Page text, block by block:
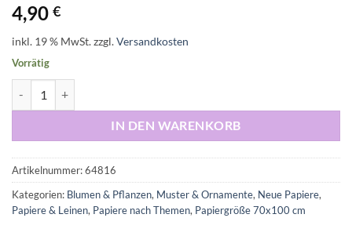
4,90 €
inkl. 19 % MwSt.zzgl.Versandkosten
Vorrätig
IN DEN WARENKORB
Artikelnummer:64816
Kategorien: Blumen & Pflanzen, Muster & Ornamente, Neue Papiere,
Papiere & Leinen, Papiere nach Themen, Papiergröße 70x100 cm